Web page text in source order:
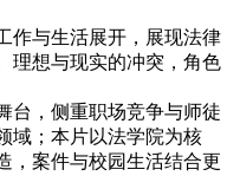
作与生活展开，展现法律
理想与现实的冲突，角色
台，侧重职场竞争与师徒
域；本片以法学院为核
，案件与校园生活结合更